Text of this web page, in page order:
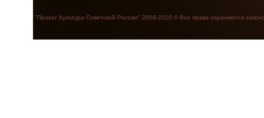
"Проект Культура Советской России" 2008-2010 © Все права охраняются